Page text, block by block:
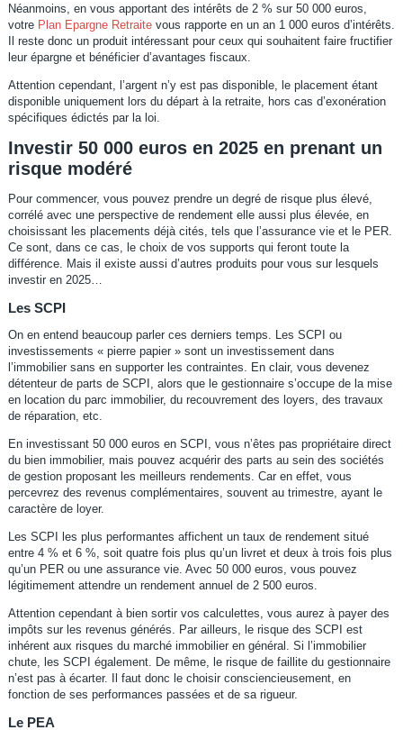
Néanmoins, en vous apportant des intérêts de 2 % sur 50 000 euros,
votre Plan Epargne Retraitevous rapporte en un an 1 000 euros d’intérêts.
Il reste donc un produit intéressant pour ceux qui souhaitent faire fructifier
leur épargne et bénéficier d’avantages fiscaux.
Attention cependant, l’argent n’y est pas disponible, le placement étant
disponible uniquement lors du départ à la retraite, hors cas d’exonération
spécifiques édictés par la loi.
Investir 50 000 euros en 2025 en prenant un
risque modéré
Pour commencer, vous pouvez prendre un degré de risque plus élevé,
corrélé avec une perspective de rendement elle aussi plus élevée, en
choisissant les placements déjà cités, tels que l’assurance vie et le PER.
Ce sont, dans ce cas, le choix de vos supports qui feront toute la
différence. Mais il existe aussi d’autres produits pour vous sur lesquels
investir en 2025…
Les SCPI
On en entend beaucoup parler ces derniers temps. Les SCPI ou
investissements « pierre papier » sont un investissement dans
l’immobilier sans en supporter les contraintes. En clair, vous devenez
détenteur de parts de SCPI, alors que le gestionnaire s’occupe de la mise
en location du parc immobilier, du recouvrement des loyers, des travaux
de réparation, etc.
En investissant 50 000 euros en SCPI, vous n’êtes pas propriétaire direct
du bien immobilier, mais pouvez acquérir des parts au sein des sociétés
de gestion proposant les meilleurs rendements. Car en effet, vous
percevrez des revenus complémentaires, souvent au trimestre, ayant le
caractère de loyer.
Les SCPI les plus performantes affichent un taux de rendement situé
entre 4 % et 6 %, soit quatre fois plus qu’un livret et deux à trois fois plus
qu’un PER ou une assurance vie. Avec 50 000 euros, vous pouvez
légitimement attendre un rendement annuel de 2 500 euros.
Attention cependant à bien sortir vos calculettes, vous aurez à payer des
impôts sur les revenus générés. Par ailleurs, le risque des SCPI est
inhérent aux risques du marché immobilier en général. Si l’immobilier
chute, les SCPI également. De même, le risque de faillite du gestionnaire
n’est pas à écarter. Il faut donc le choisir consciencieusement, en
fonction de ses performances passées et de sa rigueur.
Le PEA